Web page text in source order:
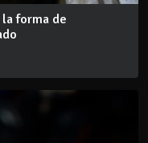
forma de